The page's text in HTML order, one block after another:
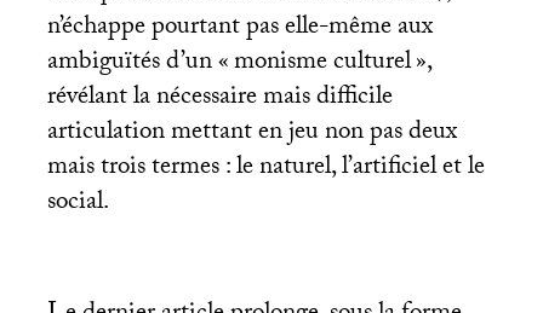
n’échappe pourtant pas elle-même aux
ambiguïtés d’un «monisme culturel»,
révélant la nécessaire mais difficile
articulation mettant en jeu non pas deux
mais trois termes : le naturel, l’artificiel et le
social.